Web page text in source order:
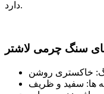
دارد.
سنگ چرمی لاشتر
خاکستری روشن
ها: سفید و ظریف